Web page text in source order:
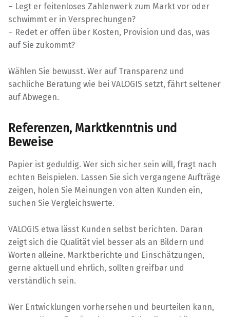
– Legt er feitenloses Zahlenwerk zum Markt vor oder
schwimmt er in Versprechungen?
– Redet er offen über Kosten, Provision und das, was
auf Sie zukommt?
Wählen Sie bewusst. Wer auf Transparenz und
sachliche Beratung wie bei VALOGIS setzt, fährt seltener
auf Abwegen.
Referenzen, Marktkenntnis und
Beweise
Papier ist geduldig. Wer sich sicher sein will, fragt nach
echten Beispielen. Lassen Sie sich vergangene Aufträge
zeigen, holen Sie Meinungen von alten Kunden ein,
suchen Sie Vergleichswerte.
VALOGIS etwa lässt Kunden selbst berichten. Daran
zeigt sich die Qualität viel besser als an Bildern und
Worten alleine. Marktberichte und Einschätzungen,
gerne aktuell und ehrlich, sollten greifbar und
verständlich sein.
Wer Entwicklungen vorhersehen und beurteilen kann,